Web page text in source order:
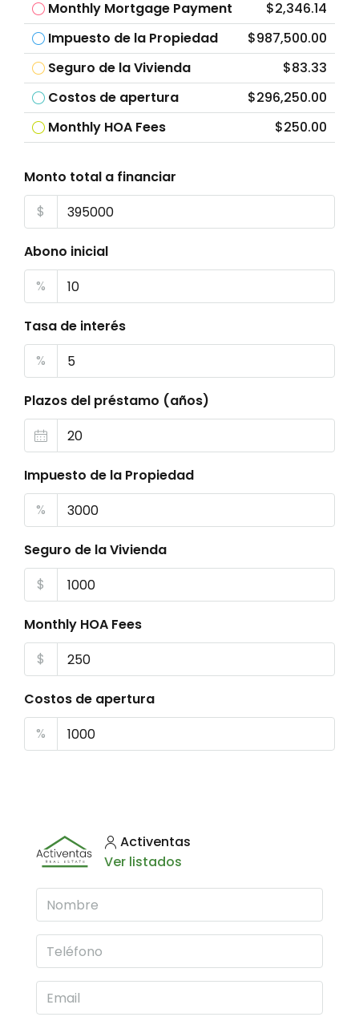
Monthly Mortgage Payment
$2,346.14
Impuesto de la Propiedad
$987,500.00
Seguro de la Vivienda
$83.33
Costos de apertura
$296,250.00
Monthly HOA Fees
$250.00
Monto total a financiar
$
Abono inicial
%
Tasa de interés
%
Plazos del préstamo (años)
Impuesto de la Propiedad
%
Seguro de la Vivienda
$
Monthly HOA Fees
$
Costos de apertura
%
Activentas
Ver listados